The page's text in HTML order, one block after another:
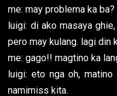
me: may problema ka ba?
luigi: di ako masaya
pero may kulang. lagi din
me: gago!! magtino ka
luigi: eto nga oh,
namimiss kita.